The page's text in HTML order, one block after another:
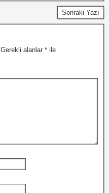
Sonraki Yazı
Gerekli alanlar * ile